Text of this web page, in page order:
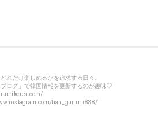
れだけ楽しめるかを追求する日々。
ブログ」で韓国情報を更新するのが趣味♡
han_gurumi888/